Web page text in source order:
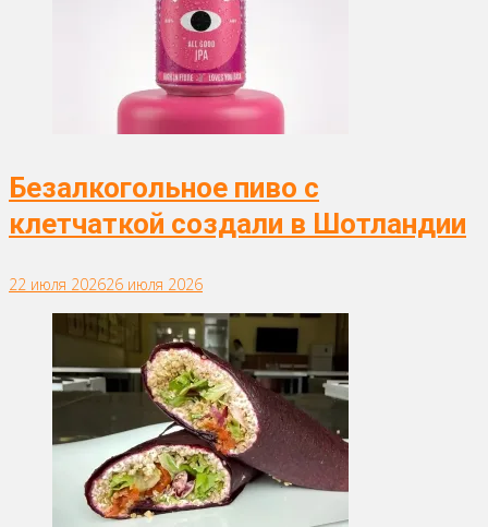
Безалкогольное пиво с
клетчаткой создали в Шотландии
22 июля 202626 июля 2026